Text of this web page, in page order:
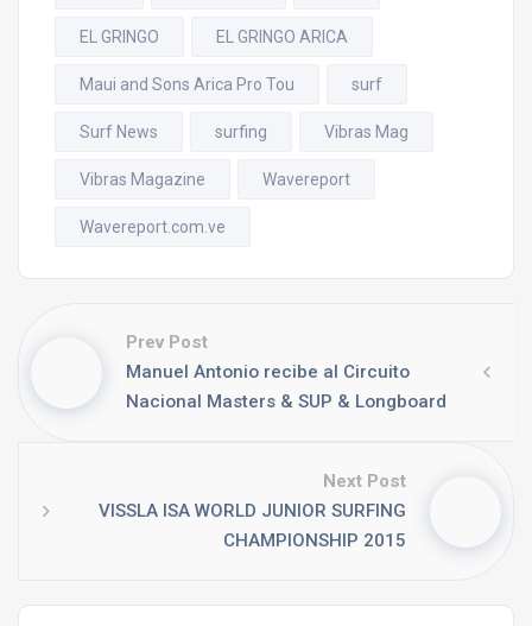
EL GRINGO EL GRINGO ARICA
Maui and Sons Arica Pro Tou surf
Surf News surfing Vibras Mag
Vibras Magazine Wavereport
Wavereport.com.ve
Prev Post
Manuel Antonio recibe al Circuito
Nacional Masters & SUP & Longboard
Next Post
VISSLA ISA WORLD JUNIOR SURFING
CHAMPIONSHIP 2015